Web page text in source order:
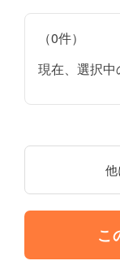
（0件）
現在、選択中
こ